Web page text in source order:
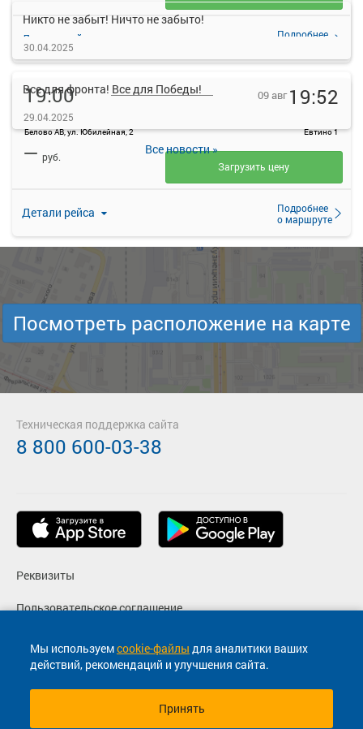
Детали рейса
Подробнее
19:00
Белово
Белово АВ, ул. Юбилейная, 2
09 авг 19:52
Евтино 1
Детали рейса
Подробнее
о маршруте
— руб.
Загрузить цену
Никто не забыт! Ничто не забыто!
30.04.2025
Все для фронта! Все для Победы!
29.04.2025
Все новости »
Мы используемcookie-файлы для аналитики ваших
действий, рекомендаций и улучшения сайта.
Принять
Посмотреть расположение на карте
Реквизиты
Пользовательское соглашение
Политика конфиденциальности
Согласие на маркетинговые сообщения
Техническая поддержка сайта
8 800 600-03-38
© 2013-2026, ООО "Капитал"- Онлайн сервис продажи